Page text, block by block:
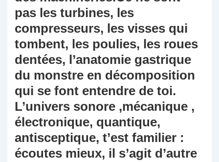
pas les turbines, les
compresseurs, les visses qui
tombent, les poulies, les roues
dentées, l’anatomie gastrique
du monstre en décomposition
qui se font entendre de toi.
L’univers sonore ,mécanique ,
électronique, quantique,
antisceptique, t’est familier :
écoutes mieux, il s’agit d’autre